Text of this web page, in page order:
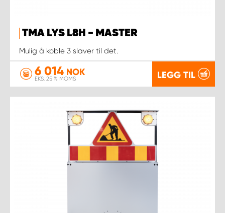
TMA LYS L8H - MASTER
Mulig å koble 3 slaver til det.
6 014 NOK
EKS. 25 % MOMS LEGG TIL